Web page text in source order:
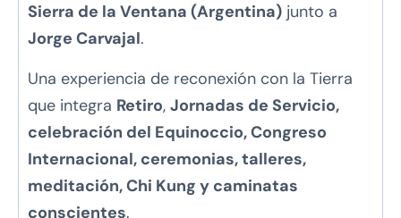
Sierra de la Ventana (Argentina) junto a
Jorge Carvajal.
Una experiencia de reconexión con la Tierra
que integra Retiro, Jornadas de Servicio,
celebración del Equinoccio, Congreso
Internacional, ceremonias, talleres,
meditación,Chi Kung y caminatas
conscientes.